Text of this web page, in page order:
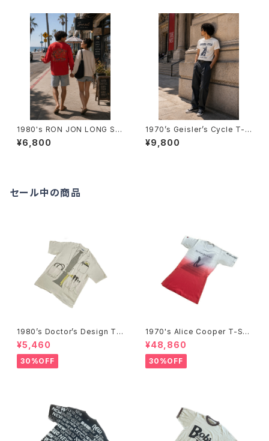
1980's RON JON LONG SL
EEVE T-Shirts -1980年代 ロ
ンジョン ロングスリーブTシャ
¥6,800
1970’s Geisler’s Cycle T-S
hirts -1970年代 ガイスラーズ
サイクルTシャツ-
¥9,800
セール中の商品
1980’s Doctor’s Design Tr
ompe-l'œil T-Shirts -1980
年代 騙し絵Tシャツ-
¥5,460
30%OFF
1970's Alice Cooper T-Shi
rts -1970年代 アリス・クーパ
ーTシャツ-
¥48,860
30%OFF